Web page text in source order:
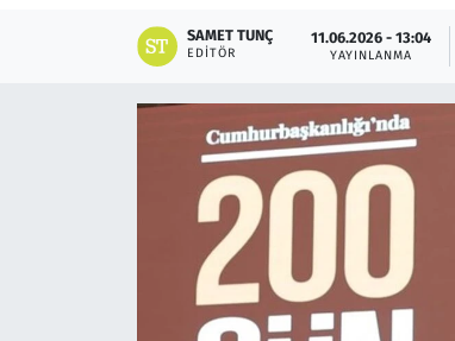
SAMET TUNÇ
EDITÖR
11.06.2026 - 13:04
YAYINLANMA
Televizyon